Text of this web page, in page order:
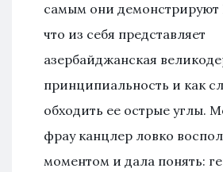
самым они демонстрируют
что из себя представляет
азербайджанская
принципиальность и как
обходить ее острые углы.
фрау канцлер ловко
моментом и дала понять: